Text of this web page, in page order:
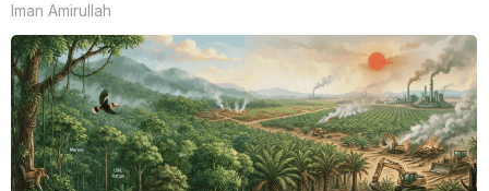
Iman Amirullah